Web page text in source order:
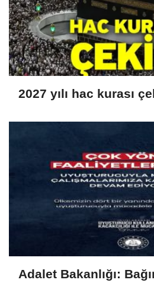
2027 yılı hac kurası
Adalet Bakanlığı: